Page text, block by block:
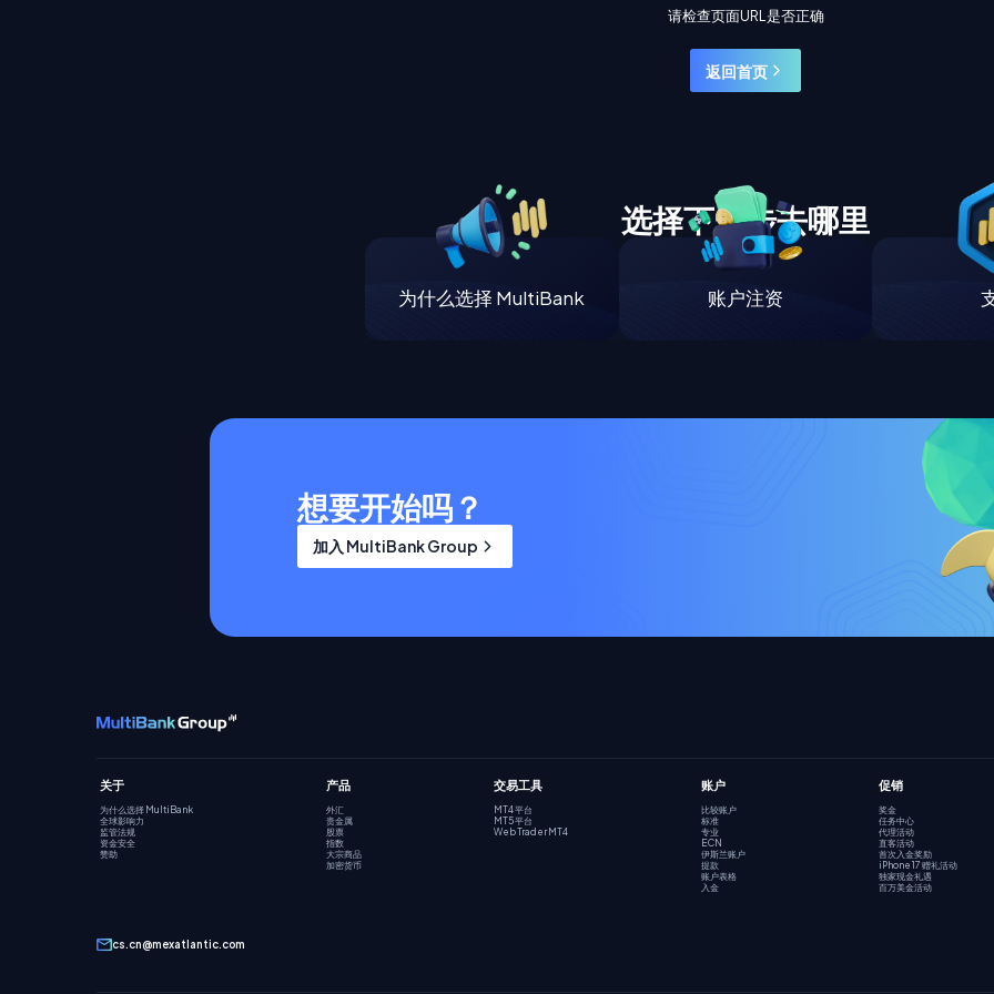
请检查页面URL是否正确
返回首页
选择下一步去哪里
为什么选择 MultiBank 账户注资
想要开始吗？
加入 MultiBank Group
关于
为什么选择 MultiBank
全球影响力
监管法规
资金安全
赞助
产品
外汇
贵金属
股票
指数
大宗商品
加密货币
交易工具
MT4 平台
MT5 平台
Web Trader MT4
账户
比较账户
标准
专业
ECN
伊斯兰账户
提款
账户表格
入金
促销
奖金
任务中心
代理活动
直客活动
首次入金奖励
iPhone 17 赠礼活动
独家现金礼遇
百万美金活动
cs.cn@mexatlantic.com